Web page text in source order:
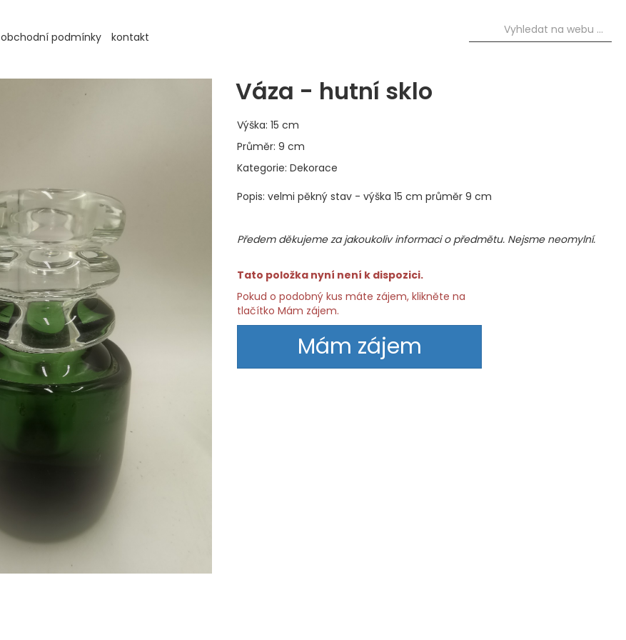
obchodní podmínky kontakt
Váza - hutní sklo
Výška: 15 cm
Průměr: 9 cm
Kategorie: Dekorace
Popis: velmi pěkný stav - výška 15 cm průměr 9 cm
Předem děkujeme za jakoukoliv informaci o předmětu. Nejsme neomylní.
Tato položka nyní není k dispozici.
Pokud o podobný kus máte zájem, klikněte na
tlačítko Mám zájem.
Mám zájem